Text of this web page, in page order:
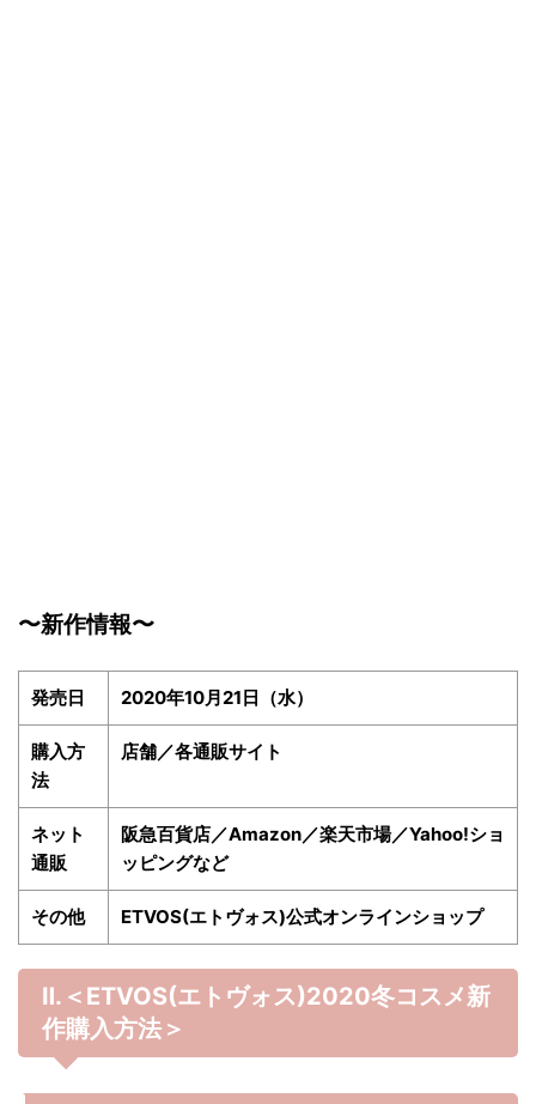
〜新作情報〜
発売日 2020年10月21日（水）
購入方
法
店舗／各通販サイト
ネット
通販
阪急百貨店／Amazon／楽天市場／Yahoo!ショ
ッピングなど
その他 ETVOS(エトヴォス)公式オンラインショップ
Ⅱ.＜ETVOS(エトヴォス)2020冬コスメ新
作購入方法＞